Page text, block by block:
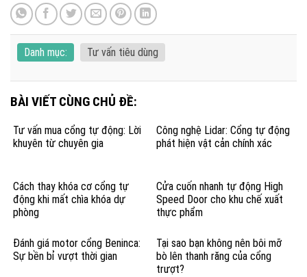
Danh mục: Tư vấn tiêu dùng
BÀI VIẾT CÙNG CHỦ ĐỀ:
Tư vấn mua cổng tự động: Lời
khuyên từ chuyên gia
Công nghệ Lidar: Cổng tự động
phát hiện vật cản chính xác
Cách thay khóa cơ cổng tự
động khi mất chìa khóa dự
phòng
Cửa cuốn nhanh tự động High
Speed Door cho khu chế xuất
thực phẩm
Đánh giá motor cổng Beninca:
Sự bền bỉ vượt thời gian
Tại sao bạn không nên bôi mỡ
bò lên thanh răng của cổng
trượt?